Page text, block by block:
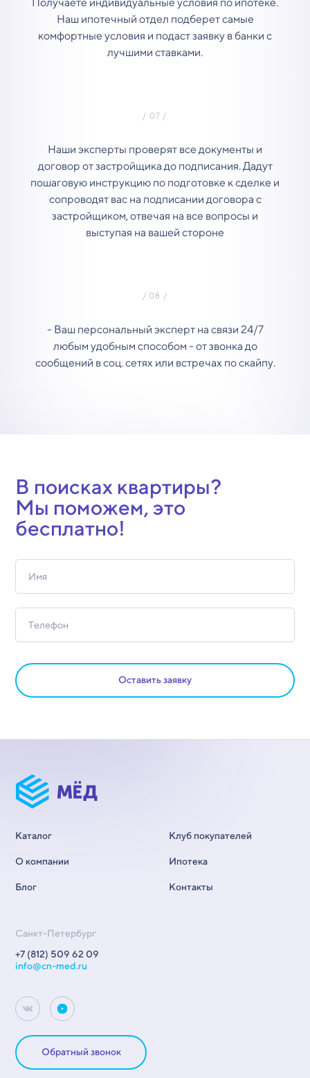
Наш ипотечный отдел подберет самые
комфортные условия и подаст заявку в банки с
лучшими ставками.
Наши эксперты проверят все документы и
договор от застройщика до подписания. Дадут
пошаговую инструкцию по подготовке к сделке и
сопроводят вас на подписании договора с
застройщиком, отвечая на все вопросы и
выступая на вашей стороне
- Ваш персональный эксперт на связи 24/7
любым удобным способом - от звонка до
сообщений в соц. сетях или встречах по скайпу.
В поисках квартиры?
Мы поможем, это
бесплатно!
Оставить заявку
Каталог
О компании
Блог
Клуб покупателей
Ипотека
Контакты
Санкт-Петербург
+7 (812) 509 62 09
info@cn-med.ru
Обратный звонок